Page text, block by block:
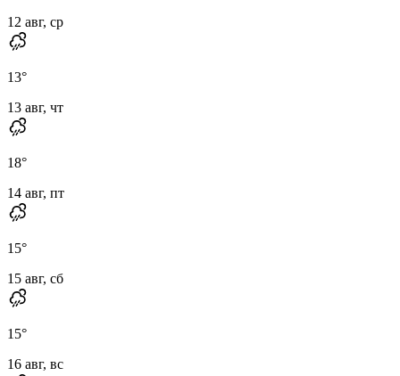
12 авг, ср
13°
13 авг, чт
18°
14 авг, пт
15°
15 авг, сб
15°
16 авг, вс